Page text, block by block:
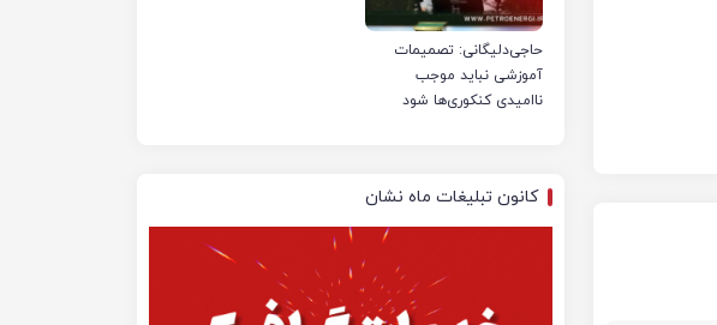
حاجی‌دلیگانی: تصمیمات
آموزشی نباید موجب
ناامیدی کنکوری‌ها شود
کانون تبلیغات ماه نشان